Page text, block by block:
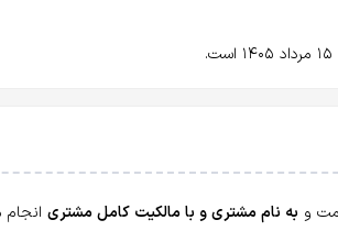
به نام مشتری و با مالکیت کامل مشتری